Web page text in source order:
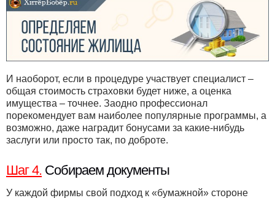
И наоборот, если в процедуре участвует специалист –
общая стоимость страховки будет ниже, а оценка
имущества – точнее. Заодно профессионал
порекомендует вам наиболее популярные программы, а
возможно, даже наградит бонусами за какие-нибудь
заслуги или просто так, по доброте.
Шаг 4. Собираем документы
У каждой фирмы свой подход к «бумажной» стороне